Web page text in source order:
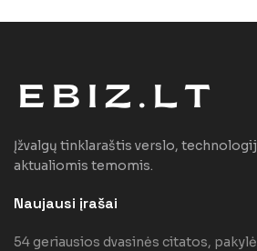
Įžvalgų tinklaraštis verslo,
aktualiomis temomis.
Naujausi įrašai
54 geriausios dvasinės citatos,